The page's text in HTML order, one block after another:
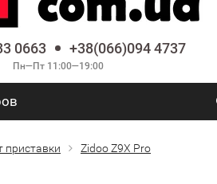
0663 +38(066)094 4737
Пн—Пт 11:00—19:00
приставки
Zidoo Z9X Pro